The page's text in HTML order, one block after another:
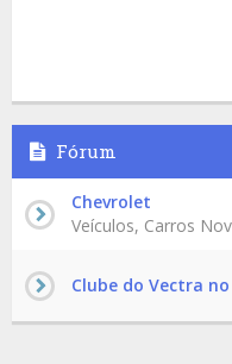
Fórum
Chevrolet
Veículos, Carros
Clube do Vectra